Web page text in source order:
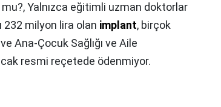
Yalnızca eğitimli uzman doktorlar
232 milyon lira olan implant, birçok
Ana-Çocuk Sağlığı ve Aile
resmi reçetede ödenmiyor.